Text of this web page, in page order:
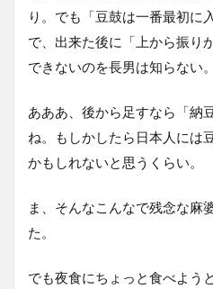
り。でも「豆鼓は一番最初に
で、出来た後に「上から振り
できないのを長男は知らない
あああ、後から足すなら「納
ね。もしかしたら日本人には
かもしれないと思うくらい。
ま、そんなこんなで残念な麻
た。
でも夜食にちょっと食べよう